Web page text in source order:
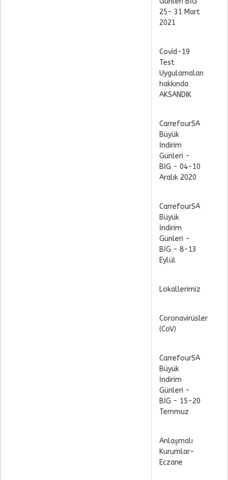
25- 31 Mart
2021
Covid-19
Test
Uygulamaları
hakkında
AKSANDIK
CarrefourSA
Büyük
İndirim
Günleri -
BİG - 04-10
Aralık 2020
CarrefourSA
Büyük
İndirim
Günleri -
BİG - 8-13
Eylül
Lokallerimiz
Coronavirüsler
(CoV)
CarrefourSA
Büyük
İndirim
Günleri -
BİG - 15-20
Temmuz
Anlaşmalı
Kurumlar-
Eczane